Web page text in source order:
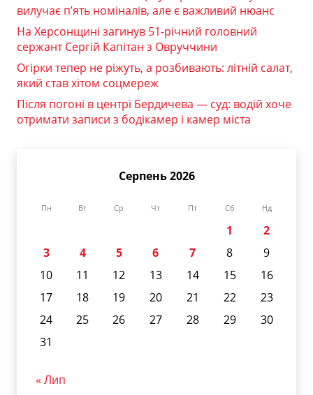
вилучає п’ять номіналів, але є важливий нюанс
На Херсонщині загинув 51-річний головний
сержант Сергій Капітан з Овруччини
Огірки тепер не ріжуть, а розбивають: літній салат,
який став хітом соцмереж
Після погоні в центрі Бердичева — суд: водій хоче
отримати записи з бодікамер і камер міста
Серпень 2026
Пн Вт Ср Чт Пт Сб Нд
1
2
3
4 5 6 7 8
9
10
11 12 13 14 15
16
17
18 19 20 21 22
23
24
25 26 27 28 29
30
31
« Лип